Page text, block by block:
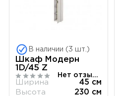
В наличии (3 шт.)
Шкаф Модерн
1D/45 Z
Нет отзывов
Ширина
45 см
Высота
230 см